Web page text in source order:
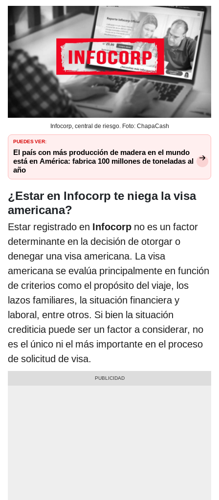
Infocorp, central de riesgo. Foto: ChapaCash
PUEDES VER:
El país con más producción de madera en el mundo
está en América: fabrica 100 millones de toneladas al
año
¿Estar en Infocorp te niega la visa
americana?
Estar registrado en Infocorp no es un factor
determinante en la decisión de otorgar o
denegar una visa americana. La visa
americana se evalúa principalmente en función
de criterios como el propósito del viaje, los
lazos familiares, la situación financiera y
laboral, entre otros. Si bien la situación
crediticia puede ser un factor a considerar, no
es el único ni el más importante en el proceso
de solicitud de visa.